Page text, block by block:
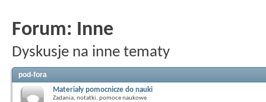
Forum: Inne
Dyskusje na inne tematy
pod-fora
Materiały pomocnicze do nauki
Zadania, notatki, pomoce naukowe